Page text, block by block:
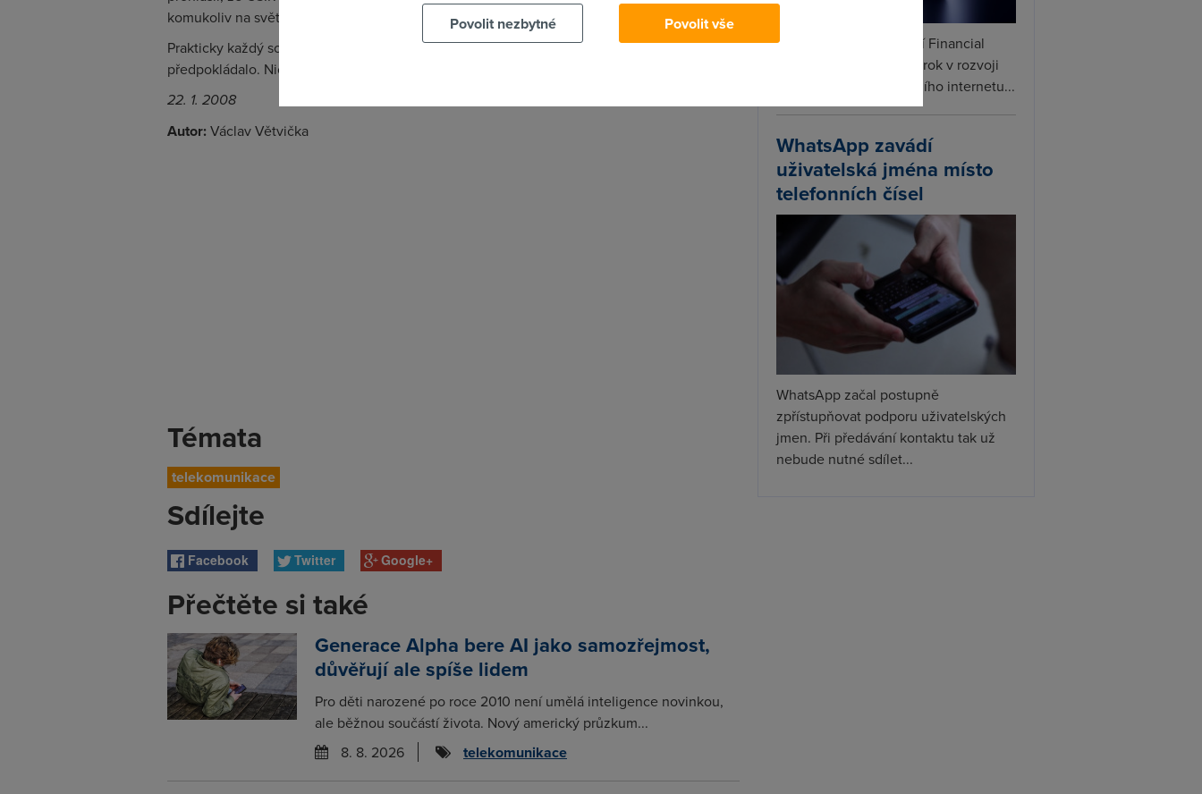
komukoliv na světě.
Prakticky každý souhlasí s tím, že příprava nového standardu trvá v případě „N“ déle, než se
předpokládalo. Nicméně každý, kdo se na novou technologii těší, se již brzo dočká.
22. 1. 2008
Autor: Václav Větvička
Témata
telekomunikace
Sdílejte
Facebook Twitter Google+
Přečtěte si také
Generace Alpha bere AI jako samozřejmost,
důvěřují ale spíše lidem
Pro děti narozené po roce 2010 není umělá inteligence novinkou,
ale běžnou součástí života. Nový americký průzkum...
8. 8. 2026
telekomunikace
SpaceX podle informací Financial
Times připravuje další krok v rozvoji
Starlinku. Vedle satelitního internetu...
WhatsApp zavádí
uživatelská jména místo
telefonních čísel
WhatsApp začal postupně
zpřístupňovat podporu uživatelských
jmen. Při předávání kontaktu tak už
nebude nutné sdílet...
Povolit nezbytné
Povolit vše